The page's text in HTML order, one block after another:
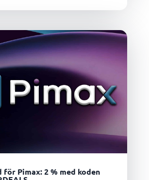
för Pimax: 2 % med koden